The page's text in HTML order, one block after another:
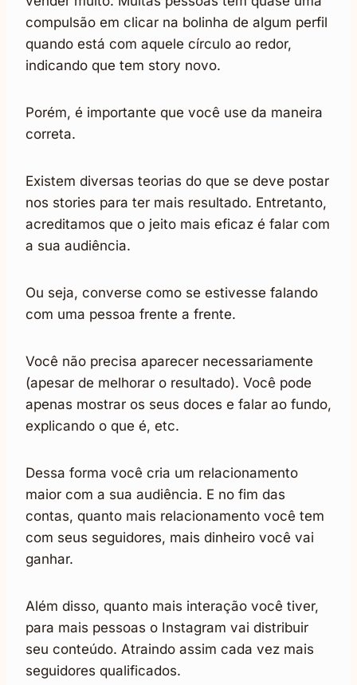
compulsão em clicar na bolinha de algum perfil
quando está com aquele círculo ao redor,
indicando que tem story novo.
Porém, é importante que você use da maneira
correta.
Existem diversas teorias do que se deve postar
nos stories para ter mais resultado. Entretanto,
acreditamos que o jeito mais eficaz é falar com
a sua audiência.
Ou seja, converse como se estivesse falando
com uma pessoa frente a frente.
Você não precisa aparecer necessariamente
(apesar de melhorar o resultado). Você pode
apenas mostrar os seus doces e falar ao fundo,
explicando o que é, etc.
Dessa forma você cria um relacionamento
maior com a sua audiência. E no fim das
contas, quanto mais relacionamento você tem
com seus seguidores, mais dinheiro você vai
ganhar.
Além disso, quanto mais interação você tiver,
para mais pessoas o Instagram vai distribuir
seu conteúdo. Atraindo assim cada vez mais
seguidores qualificados.